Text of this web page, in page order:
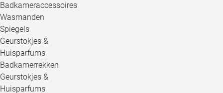
Badkameraccessoires
Wasmanden
Spiegels
Geurstokjes &
Huisparfums
Badkamerrekken
Geurstokjes &
Huisparfums